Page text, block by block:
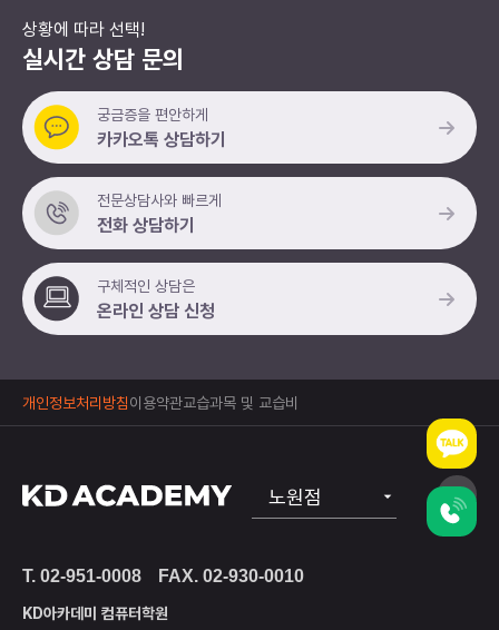
상황에 따라 선택!
실시간 상담 문의
궁금증을 편안하게
카카오톡 상담하기
전문상담사와 빠르게
전화 상담하기
구체적인 상담은
온라인 상담 신청
개인정보처리방침이용약관교습과목 및 교습비
노원점
T. 02-951-0008 FAX. 02-930-0010
KD아카데미 컴퓨터학원